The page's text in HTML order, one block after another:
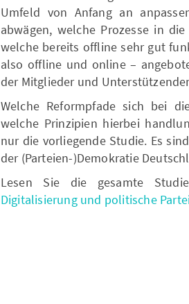
Umfeld von Anfang an
abwägen, welche Prozesse in
welche bereits offline sehr gut
also offline und online –
der Mitglieder und
Welche Reformpfade sich bei
welche Prinzipien hierbei
nur die vorliegende Studie. Es
der (Parteien-)Demokratie
Lesen Sie die gesamte
Digitalisierung und politische